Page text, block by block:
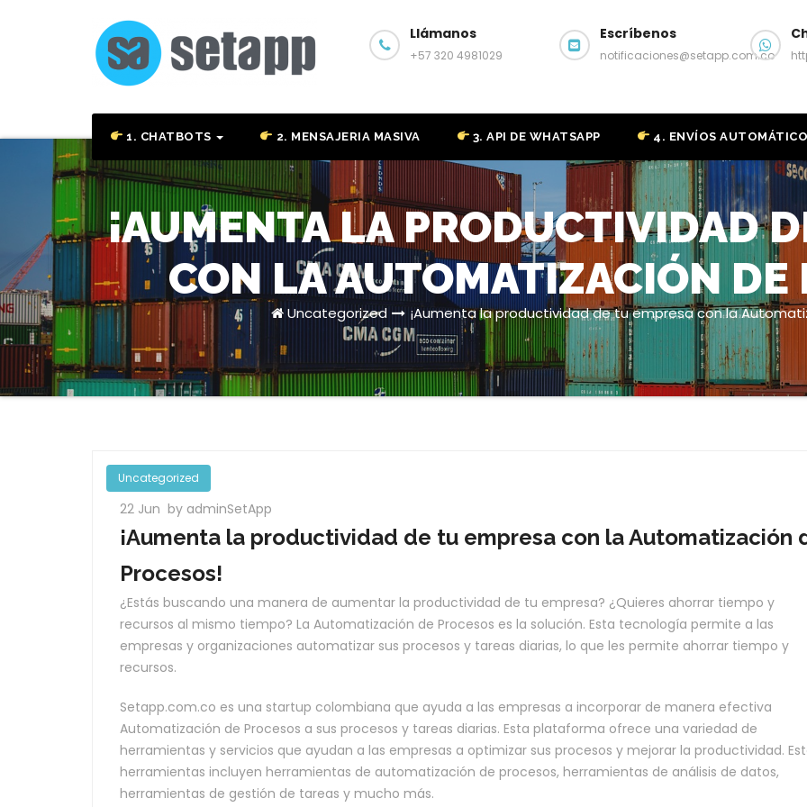
Llámanos
+57 320 4981029
Escríbenos
notificaciones@setapp.com.co
1. CHATBOTS 2. MENSAJERIA MASIVA 3. API DE WHATSAPP 4. ENVÍOS
¡AUMENTA LA PRODUCTIVIDAD
CON LA AUTOMATIZACIÓN DE
Uncategorized ¡Aumenta la productividad de tu empresa con la
Uncategorized
22 Jun by adminSetApp
¡Aumenta la productividad de tu empresa con la Automatización
Procesos!
¿Estás buscando una manera de aumentar la productividad de tu empresa? ¿Quieres ahorrar tiempo y
recursos al mismo tiempo? La Automatización de Procesos es la solución. Esta tecnología permite a las
empresas y organizaciones automatizar sus procesos y tareas diarias, lo que les permite ahorrar tiempo y
recursos.
Setapp.com.co es una startup colombiana que ayuda a las empresas a incorporar de manera efectiva
Automatización de Procesos a sus procesos y tareas diarias. Esta plataforma ofrece una variedad de
herramientas y servicios que ayudan a las empresas a optimizar sus procesos y mejorar la productividad.
herramientas incluyen herramientas de automatización de procesos, herramientas de análisis de datos,
herramientas de gestión de tareas y mucho más.